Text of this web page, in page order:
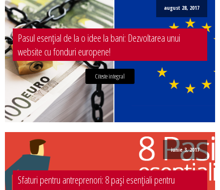
august 28, 2017
Pasul esențial de la o idee la bani: Dezvoltarea unui
website cu fonduri europene!
Citeste integral
iunie 3, 2017
Sfaturi pentru antreprenori: 8 pași esențiali pentru